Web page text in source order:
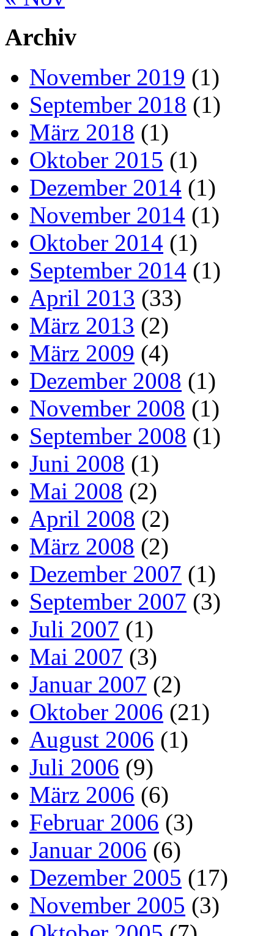
Archiv
November 2019 (1)
September 2018 (1)
März 2018 (1)
Oktober 2015 (1)
Dezember 2014 (1)
November 2014 (1)
Oktober 2014 (1)
September 2014 (1)
April 2013 (33)
März 2013 (2)
März 2009 (4)
Dezember 2008 (1)
November 2008 (1)
September 2008 (1)
Juni 2008 (1)
Mai 2008 (2)
April 2008 (2)
März 2008 (2)
Dezember 2007 (1)
September 2007 (3)
Juli 2007 (1)
Mai 2007 (3)
Januar 2007 (2)
Oktober 2006 (21)
August 2006 (1)
Juli 2006 (9)
März 2006 (6)
Februar 2006 (3)
Januar 2006 (6)
Dezember 2005 (17)
November 2005 (3)